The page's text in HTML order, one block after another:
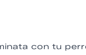
con tu